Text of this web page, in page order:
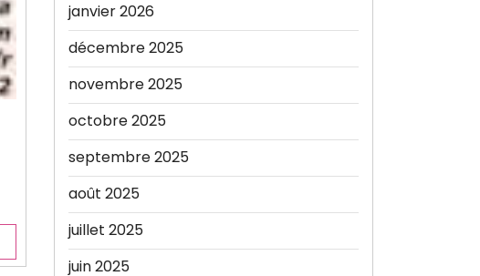
janvier 2026
décembre 2025
novembre 2025
octobre 2025
septembre 2025
août 2025
juillet 2025
juin 2025